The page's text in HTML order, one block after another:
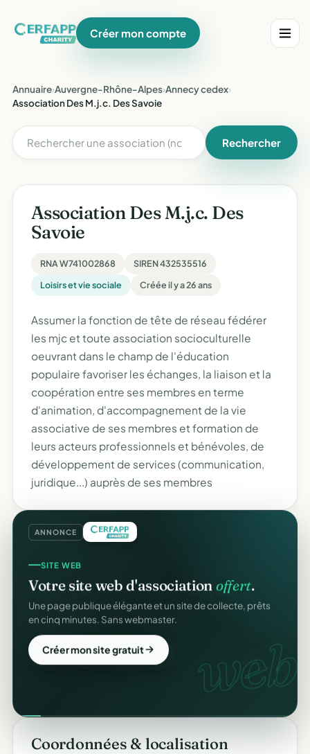
Créer mon compte
Annuaire›Auvergne-Rhône-Alpes›Annecy cedex›
Association Des M.j.c. Des Savoie
Rechercher
Association Des M.j.c. Des
Savoie
RNA W741002868
SIREN 432535516
Loisirs et vie sociale
Créée il y a 26 ans
Assumer la fonction de tête de réseau fédérer
les mjc et toute association socioculturelle
oeuvrant dans le champ de l'éducation
populaire favoriser les échanges, la liaison et la
coopération entre ses membres en terme
d'animation, d'accompagnement de la vie
associative de ses membres et formation de
leurs acteurs professionnels et bénévoles, de
développement de services (communication,
juridique...) auprès de ses membres
ANNONCE
web.
SITE WEB
Votre site web d'association offert.
Une page publique élégante et un site de collecte, prêts
en cinq minutes. Sans webmaster.
Créer mon site gratuit
Coordonnées & localisation